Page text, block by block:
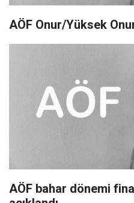
AÖF Onur/Yüksek
AÖF bahar dönemi